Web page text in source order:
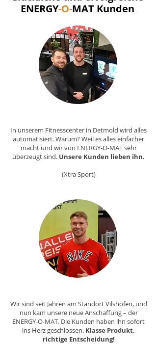
ENERGY-O-MAT Kunden
In unserem Fitnesscenter in Detmold wird alles
automatisiert. Warum? Weil es alles einfacher
macht und wir von ENERGY-O-MAT sehr
überzeugt sind. Unsere Kunden lieben ihn.
(Xtra Sport)
Wir sind seit Jahren am Standort Vilshofen, und
nun kam unsere neue Anschaffung – der
ENERGY-O-MAT. Die Kunden haben ihn sofort
ins Herz geschlossen. Klasse Produkt,
richtige Entscheidung!